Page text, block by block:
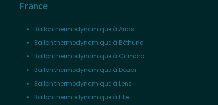
France
Ballon thermodynamique à Arras
Ballon thermodynamique à Béthune
Ballon thermodynamique à Cambrai
Ballon thermodynamique à Douai
Ballon thermodynamique à Lens
Ballon thermodynamique à Lille